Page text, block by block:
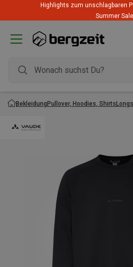
Highlights zum unschlagbaren
Summer Sale
BekleidungPullover, Hoodies, Shirts